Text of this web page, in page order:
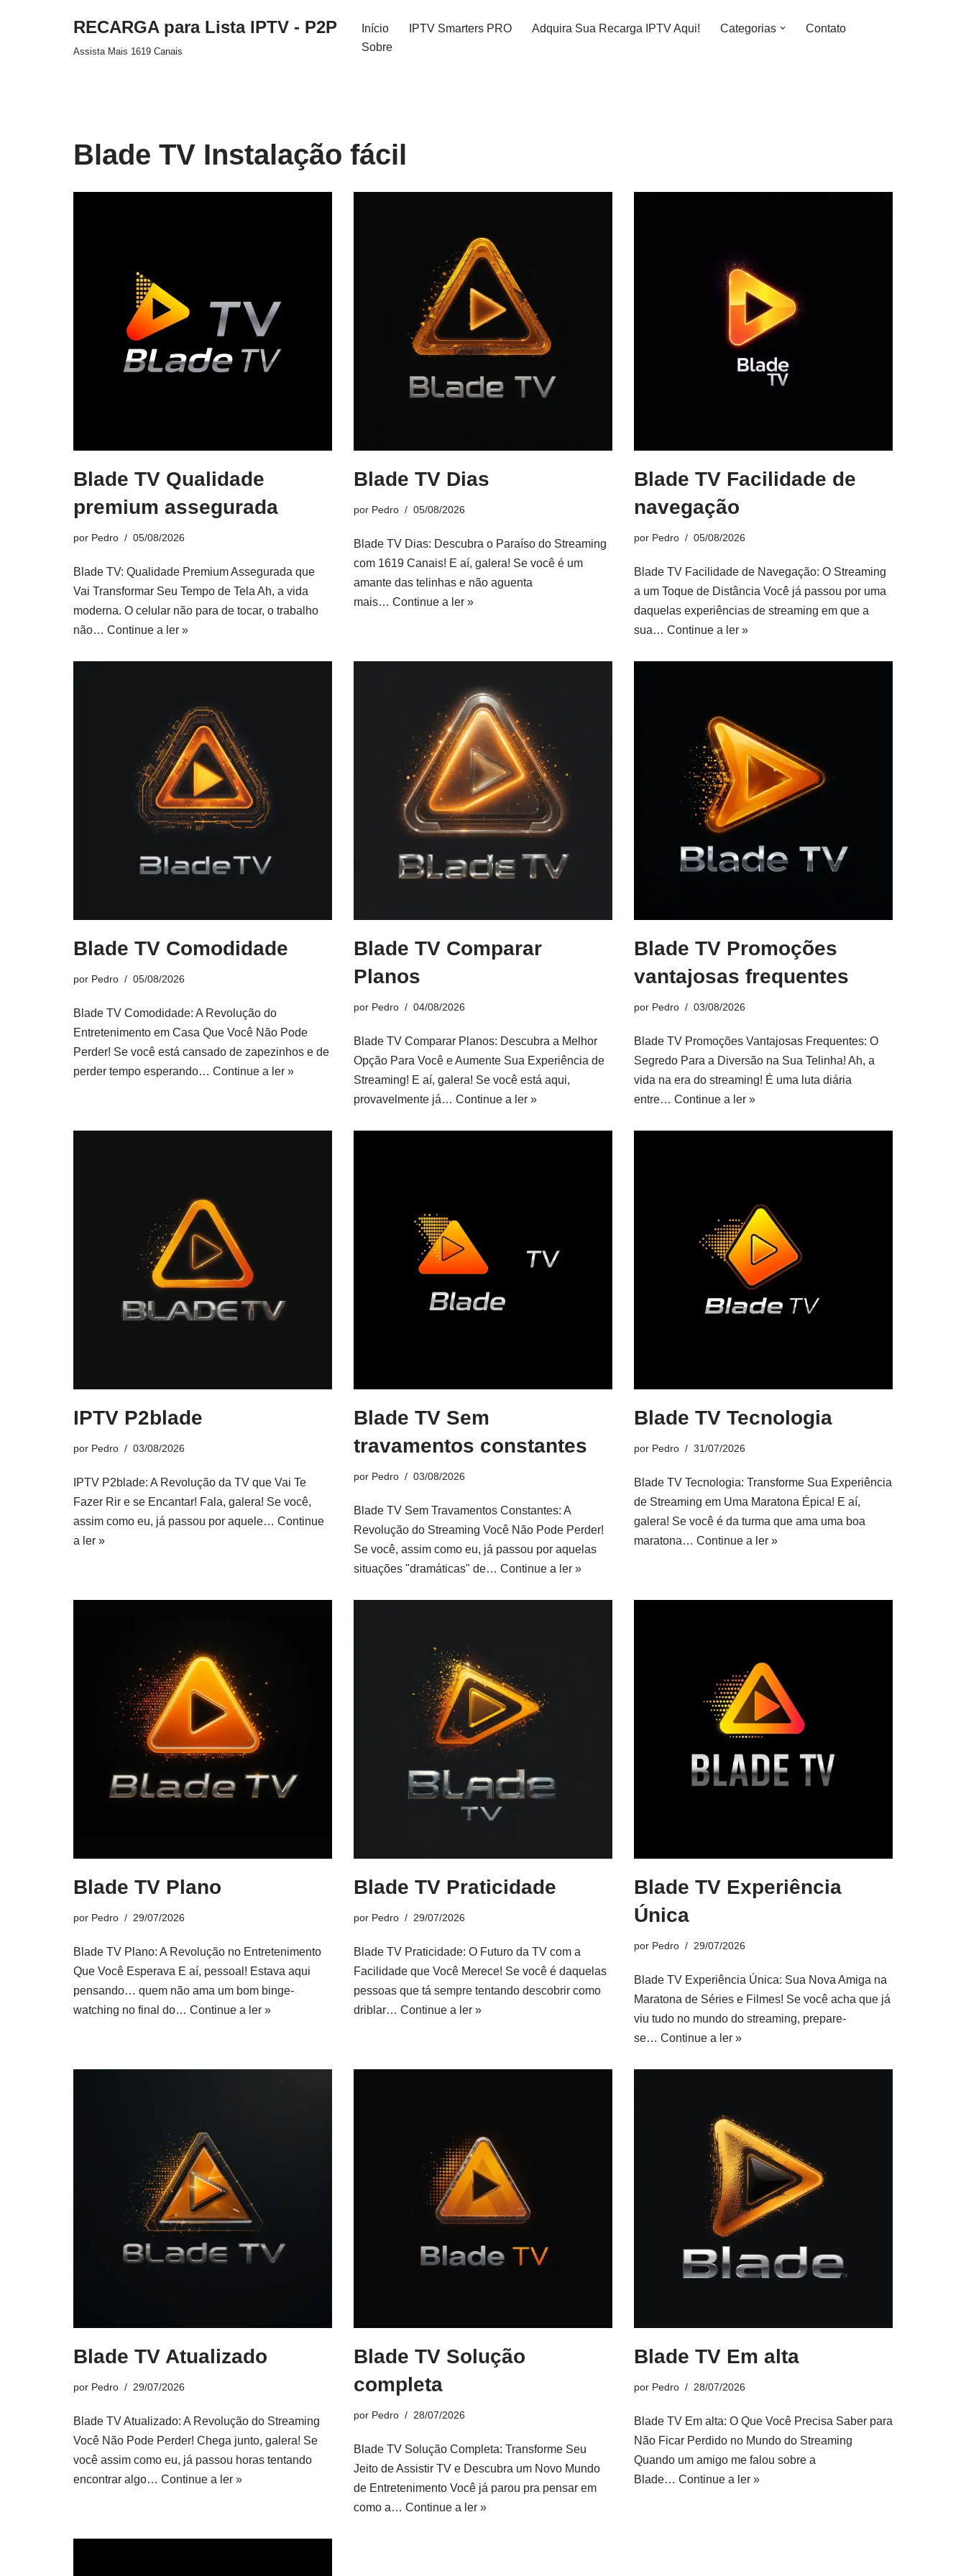
RECARGA para Lista IPTV - P2P
Assista Mais 1619 Canais
Início IPTV Smarters PRO Adquira Sua Recarga IPTV Aqui! Categorias
Contato
Sobre
Blade TV Instalação fácil
Blade TV Qualidade
premium assegurada
por Pedro 05/08/2026
Blade TV: Qualidade Premium Assegurada que
Vai Transformar Seu Tempo de Tela Ah, a vida
moderna. O celular não para de tocar, o trabalho
não… Continue a ler »
Blade TV Dias
por Pedro 05/08/2026
Blade TV Dias: Descubra o Paraíso do Streaming
com 1619 Canais! E aí, galera! Se você é um
amante das telinhas e não aguenta
mais… Continue a ler »
Blade TV Facilidade de
navegação
por Pedro 05/08/2026
Blade TV Facilidade de Navegação: O Streaming
a um Toque de Distância Você já passou por uma
daquelas experiências de streaming em que a
sua… Continue a ler »
Blade TV Comodidade
por Pedro 05/08/2026
Blade TV Comodidade: A Revolução do
Entretenimento em Casa Que Você Não Pode
Perder! Se você está cansado de zapezinhos e de
perder tempo esperando… Continue a ler »
Blade TV Comparar
Planos
por Pedro 04/08/2026
Blade TV Comparar Planos: Descubra a Melhor
Opção Para Você e Aumente Sua Experiência de
Streaming! E aí, galera! Se você está aqui,
provavelmente já… Continue a ler »
Blade TV Promoções
vantajosas frequentes
por Pedro 03/08/2026
Blade TV Promoções Vantajosas Frequentes: O
Segredo Para a Diversão na Sua Telinha! Ah, a
vida na era do streaming! É uma luta diária
entre… Continue a ler »
IPTV P2blade
por Pedro 03/08/2026
IPTV P2blade: A Revolução da TV que Vai Te
Fazer Rir e se Encantar! Fala, galera! Se você,
assim como eu, já passou por aquele… Continue
a ler »
Blade TV Sem
travamentos constantes
por Pedro 03/08/2026
Blade TV Sem Travamentos Constantes: A
Revolução do Streaming Você Não Pode Perder!
Se você, assim como eu, já passou por aquelas
situações "dramáticas" de… Continue a ler »
Blade TV Tecnologia
por Pedro 31/07/2026
Blade TV Tecnologia: Transforme Sua Experiência
de Streaming em Uma Maratona Épica! E aí,
galera! Se você é da turma que ama uma boa
maratona… Continue a ler »
Blade TV Plano
por Pedro 29/07/2026
Blade TV Plano: A Revolução no Entretenimento
Que Você Esperava E aí, pessoal! Estava aqui
pensando… quem não ama um bom binge-
watching no final do… Continue a ler »
Blade TV Praticidade
por Pedro 29/07/2026
Blade TV Praticidade: O Futuro da TV com a
Facilidade que Você Merece! Se você é daquelas
pessoas que tá sempre tentando descobrir como
driblar… Continue a ler »
Blade TV Experiência
Única
por Pedro 29/07/2026
Blade TV Experiência Única: Sua Nova Amiga na
Maratona de Séries e Filmes! Se você acha que já
viu tudo no mundo do streaming, prepare-
se… Continue a ler »
Blade TV Atualizado
por Pedro 29/07/2026
Blade TV Atualizado: A Revolução do Streaming
Você Não Pode Perder! Chega junto, galera! Se
você assim como eu, já passou horas tentando
encontrar algo… Continue a ler »
Blade TV Solução
completa
por Pedro 28/07/2026
Blade TV Solução Completa: Transforme Seu
Jeito de Assistir TV e Descubra um Novo Mundo
de Entretenimento Você já parou pra pensar em
como a… Continue a ler »
Blade TV Em alta
por Pedro 28/07/2026
Blade TV Em alta: O Que Você Precisa Saber para
Não Ficar Perdido no Mundo do Streaming
Quando um amigo me falou sobre a
Blade… Continue a ler »